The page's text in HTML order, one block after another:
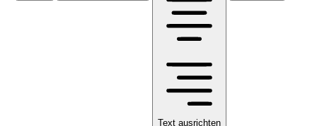
Text ausrichten